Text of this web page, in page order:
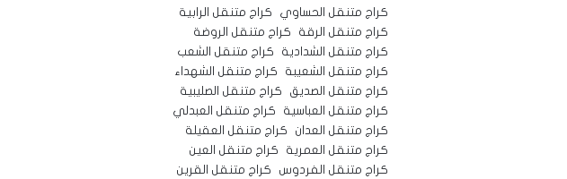
كراج متنقل الحساوي
كراج متنقل الرابية
كراج متنقل الرقة
كراج متنقل الروضة
كراج متنقل الشدادية
كراج متنقل الشعب
كراج متنقل الشعيبة
كراج متنقل الشهداء
كراج متنقل الصديق
كراج متنقل الصليبية
كراج متنقل العباسية
كراج متنقل العبدلي
كراج متنقل العدان
كراج متنقل العقيلة
كراج متنقل العمرية
كراج متنقل العين
كراج متنقل الفردوس
كراج متنقل القرين